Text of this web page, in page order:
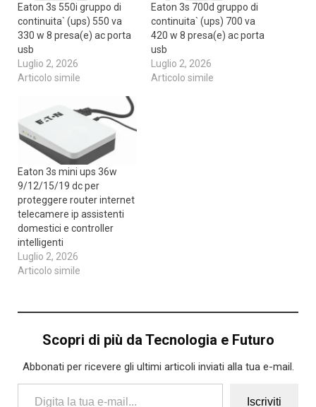
Eaton 3s 550i gruppo di
continuita` (ups) 550 va
330 w 8 presa(e) ac porta
usb
Luglio 2, 2026
Articolo simile
Eaton 3s 700d gruppo di
continuita` (ups) 700 va
420 w 8 presa(e) ac porta
usb
Luglio 2, 2026
Articolo simile
Eaton 3s mini ups 36w
9/12/15/19 dc per
proteggere router internet
telecamere ip assistenti
domestici e controller
intelligenti
Luglio 2, 2026
Articolo simile
Scopri di più da Tecnologia e Futuro
Abbonati per ricevere gli ultimi articoli inviati alla tua e-mail.
Digita la tua e-mail...
Iscriviti